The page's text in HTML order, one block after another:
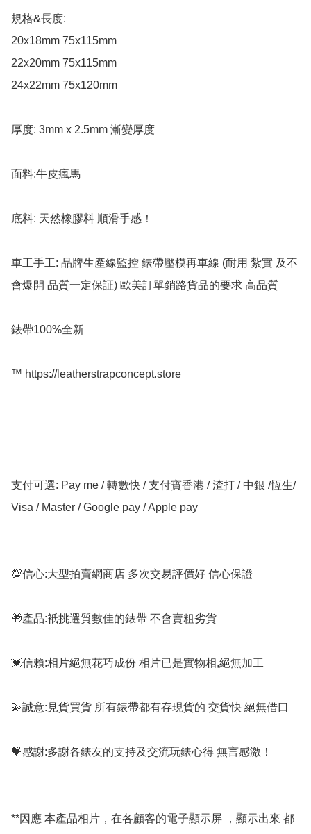
規格&長度:
20x18mm 75x115mm
22x20mm 75x115mm
24x22mm 75x120mm
厚度: 3mm x 2.5mm 漸變厚度
面料:牛皮瘋馬
底料: 天然橡膠料 順滑手感！
車工手工: 品牌生產線監控 錶帶壓模再車線 (耐用 紮實 及不
會爆開 品質一定保証) 歐美訂單銷路貨品的要求 高品質
錶帶100%全新
™️ https://leatherstrapconcept.store
支付可選: Pay me / 轉數快 / 支付寶香港 / 渣打 / 中銀 /恆生/
Visa / Master / Google pay / Apple pay
💯信心:大型拍賣網商店 多次交易評價好 信心保證
🎁產品:衹挑選質數佳的錶帶 不會賣粗劣貨
💓信賴:相片絕無花巧成份 相片已是實物相,絕無加工
💫誠意:見貨買貨 所有錶帶都有存現貨的 交貨快 絕無借口
💝感謝:多謝各錶友的支持及交流玩錶心得 無言感激！
**因應 本產品相片，在各顧客的電子顯示屏 ，顯示出來 都